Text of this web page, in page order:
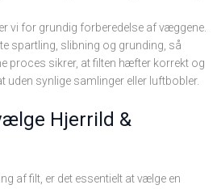
vi for grundig forberedelse af væggene.
spartling, slibning og grunding, så
proces sikrer, at filten hæfter korrekt og
uden synlige samlinger eller luftbobler.
Hjerrild &
af filt, er det essentielt at vælge en